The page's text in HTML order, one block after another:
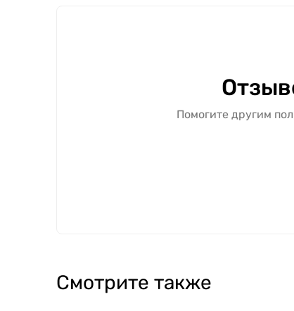
Помогите другим
Смотрите также